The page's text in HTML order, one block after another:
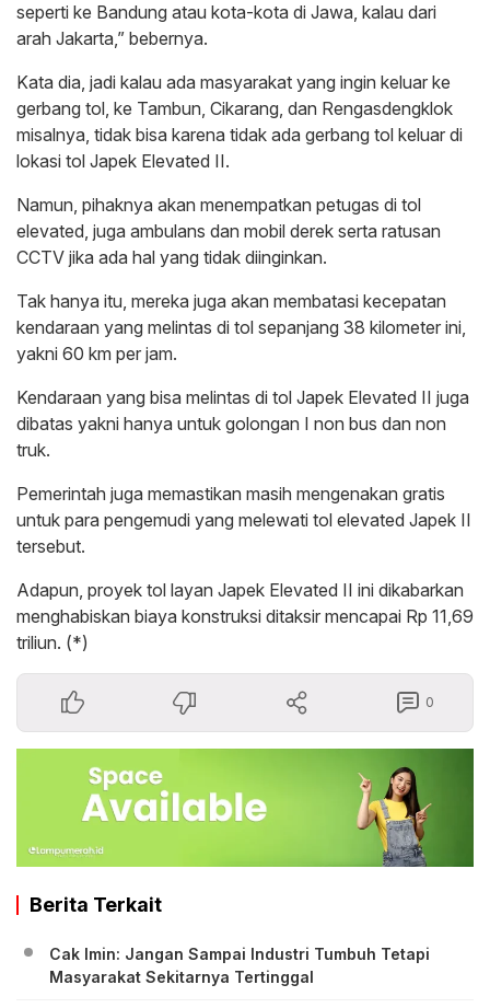
seperti ke Bandung atau kota-kota di Jawa, kalau dari
arah Jakarta,” bebernya.
Kata dia, jadi kalau ada masyarakat yang ingin keluar ke
gerbang tol, ke Tambun, Cikarang, dan Rengasdengklok
misalnya, tidak bisa karena tidak ada gerbang tol keluar di
lokasi tol Japek Elevated II.
Namun, pihaknya akan menempatkan petugas di tol
elevated, juga ambulans dan mobil derek serta ratusan
CCTV jika ada hal yang tidak diinginkan.
Tak hanya itu, mereka juga akan membatasi kecepatan
kendaraan yang melintas di tol sepanjang 38 kilometer ini,
yakni 60 km per jam.
Kendaraan yang bisa melintas di tol Japek Elevated II juga
dibatas yakni hanya untuk golongan I non bus dan non
truk.
Pemerintah juga memastikan masih mengenakan gratis
untuk para pengemudi yang melewati tol elevated Japek II
tersebut.
Adapun, proyek tol layan Japek Elevated II ini dikabarkan
menghabiskan biaya konstruksi ditaksir mencapai Rp 11,69
triliun. (*)
0
Berita Terkait
Cak Imin: Jangan Sampai Industri Tumbuh Tetapi
Masyarakat Sekitarnya Tertinggal